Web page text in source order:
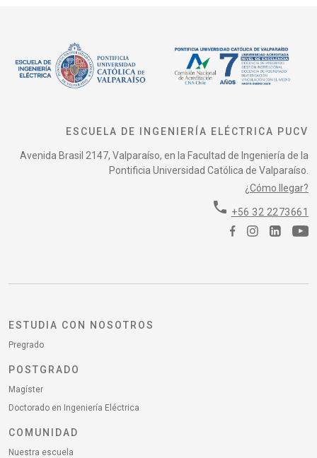
ESCUELA DE INGENIERÍA ELÉCTRICA PUCV
Avenida Brasil 2147, Valparaíso, en la Facultad de Ingeniería de la
Pontificia Universidad Católica de Valparaíso.
¿Cómo llegar?
phone +56 32 2273661
ESTUDIA CON NOSOTROS
Pregrado
POSTGRADO
Magíster
Doctorado en Ingeniería Eléctrica
COMUNIDAD
Nuestra escuela